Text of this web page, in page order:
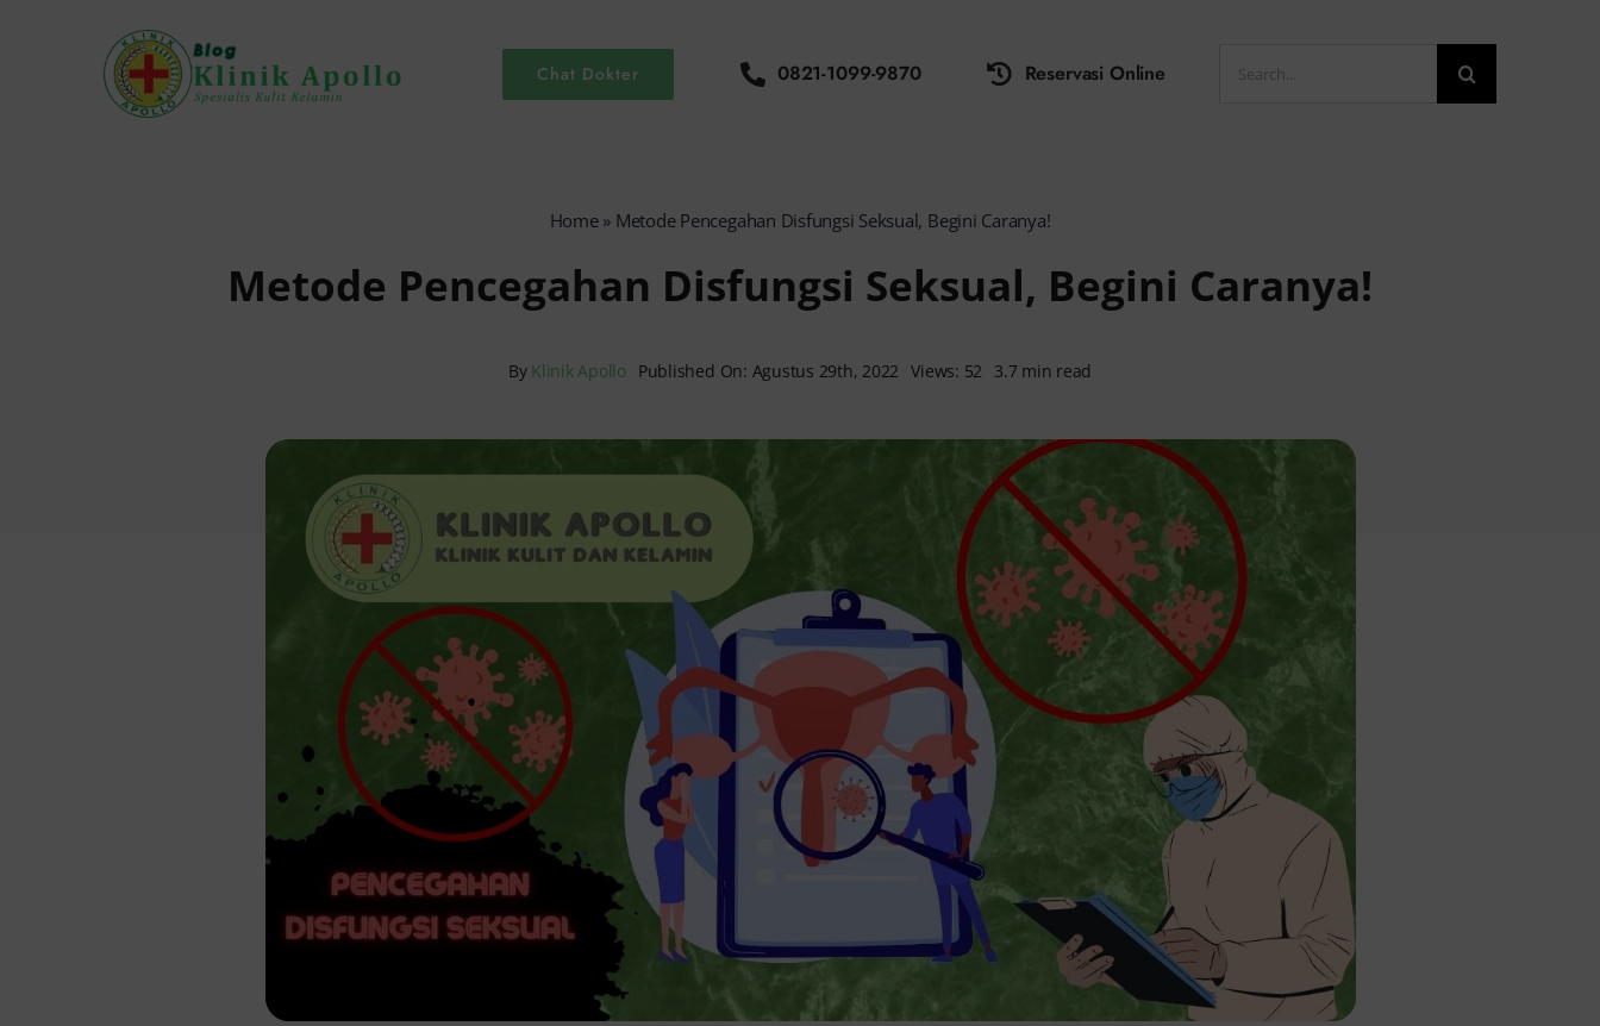
Chat Dokter 0821-1099-9870 Reservasi Online
for:
Home» Metode Pencegahan Disfungsi Seksual, Begini Caranya!
Metode Pencegahan Disfungsi Seksual, Begini Caranya!
By Klinik Apollo Published On: Agustus 29th, 2022 Views: 52 3.7 min read